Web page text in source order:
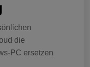
die
PC ersetzen